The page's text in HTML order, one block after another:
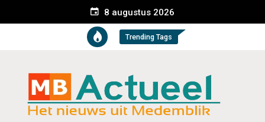
8 augustus 2026
Trending Tags